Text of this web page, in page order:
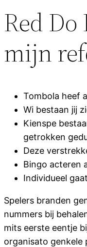
Red
mijn
Tombola heef
Wi bestaan jij
Kienspe
getrokken
Deze
Bingo acteren
Individueel
Spelers branden
nummers bij
mits eerste eentje
organisato